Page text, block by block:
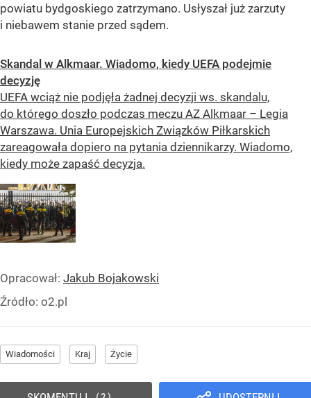
powiatu bydgoskiego zatrzymano. Usłyszał już zarzuty
i niebawem stanie przed sądem.
Skandal w Alkmaar. Wiadomo, kiedy UEFA podejmie
decyzję
UEFA wciąż nie podjęła żadnej decyzji ws. skandalu,
do którego doszło podczas meczu AZ Alkmaar – Legia
Warszawa. Unia Europejskich Związków Piłkarskich
zareagowała dopiero na pytania dziennikarzy. Wiadomo,
kiedy może zapaść decyzja.
Opracował: Jakub Bojakowski
Źródło: o2.pl
Wiadomości Kraj Życie